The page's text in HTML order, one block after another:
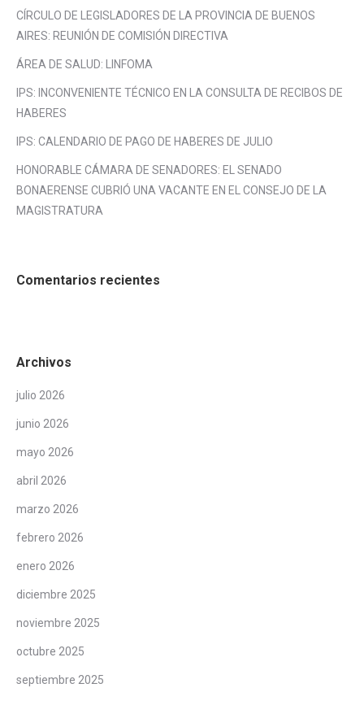
CÍRCULO DE LEGISLADORES DE LA PROVINCIA DE BUENOS
AIRES: REUNIÓN DE COMISIÓN DIRECTIVA
ÁREA DE SALUD: LINFOMA
IPS: INCONVENIENTE TÉCNICO EN LA CONSULTA DE RECIBOS DE
HABERES
IPS: CALENDARIO DE PAGO DE HABERES DE JULIO
HONORABLE CÁMARA DE SENADORES: EL SENADO
BONAERENSE CUBRIÓ UNA VACANTE EN EL CONSEJO DE LA
MAGISTRATURA
Comentarios recientes
Archivos
julio 2026
junio 2026
mayo 2026
abril 2026
marzo 2026
febrero 2026
enero 2026
diciembre 2025
noviembre 2025
octubre 2025
septiembre 2025